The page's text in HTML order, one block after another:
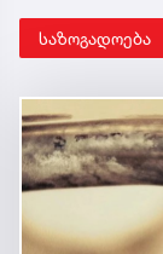
საზოგადოება